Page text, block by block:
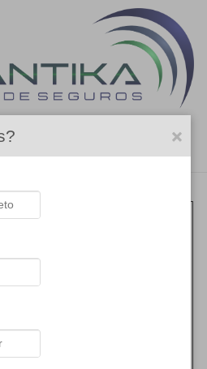
EQUIPAMENTOS
diversos itens, de bicicletas